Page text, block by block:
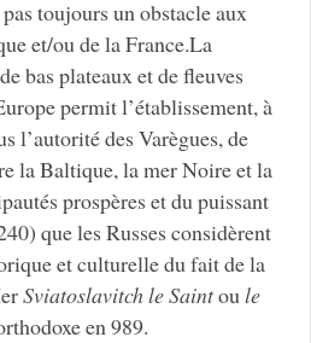
toujours un obstacle aux
et/ou de la France.La
bas plateaux et de fleuves
permit l’établissement, à
l’autorité des Varègues, de
la Baltique, la mer Noire et la
prospères et du puissant
que les Russes considèrent
et culturelle du fait de la
Sviatoslavitch le Saintoule
en 989.